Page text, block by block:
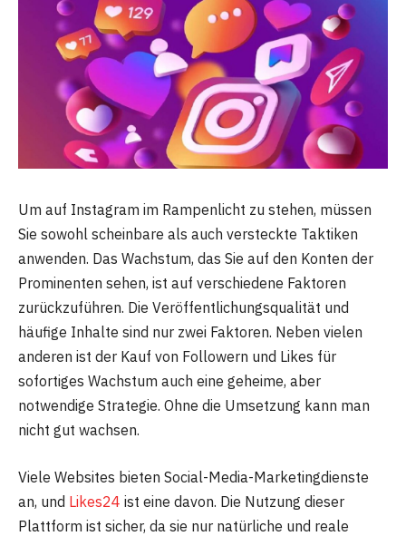
Um auf Instagram im Rampenlicht zu stehen, müssen
Sie sowohl scheinbare als auch versteckte Taktiken
anwenden. Das Wachstum, das Sie auf den Konten der
Prominenten sehen, ist auf verschiedene Faktoren
zurückzuführen. Die Veröffentlichungsqualität und
häufige Inhalte sind nur zwei Faktoren. Neben vielen
anderen ist der Kauf von Followern und Likes für
sofortiges Wachstum auch eine geheime, aber
notwendige Strategie. Ohne die Umsetzung kann man
nicht gut wachsen.
Viele Websites bieten Social-Media-Marketingdienste
an, und Likes24 ist eine davon. Die Nutzung dieser
Plattform ist sicher, da sie nur natürliche und reale